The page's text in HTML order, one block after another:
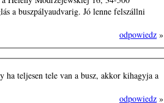
a buszpályaudvarig. Jó lenne felszállni
odpowiedz »
ha teljesen tele van a busz, akkor kihagyja a
odpowiedz »